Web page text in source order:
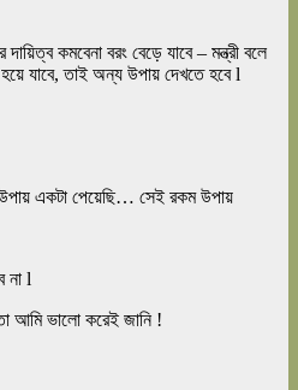
কমবেনা বরং বেড়ে যাবে – মন্ত্রী বলে
যাবে, তাই অন্য উপায় দেখতে হবে l
একটা পেয়েছি… সেই রকম উপায়
না l
আমি ভালো করেই জানি !